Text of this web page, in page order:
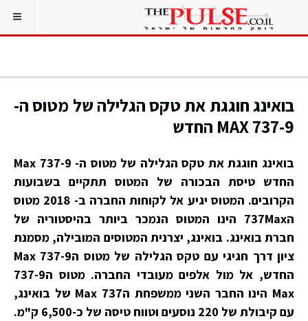
בואינג חוגגת את טקס הגלילה של מטוס ה-
737-9 MAX החדש
בואינג חוגגת את טקס הגלילה של מטוס ה- 737-9 Max
החדש טיסת הבכורה של המטוס תתקיים בשבועות
הקרובים. המטוס יגיע אל לקוחות החברה ב- 2018 מטוס
ה737Max הינו המטוס הנמכר ביותר בהיסטוריה של
חברת בואינג. בואינג, יצרנית המטוסים המובילה, מסמנת
ציון דרך חגיגי עם טקס הגלילה של מטוס ה737-9 Max
החדש, אל מול אלפים מעובדי החברה. מטוס ה737-9
Max הינו החבר השני ממשפחת ה737 Max של בואינג,
עם קיבולת של 220 נוסעים וטווח טיסה של כ-6,500 ק"מ.